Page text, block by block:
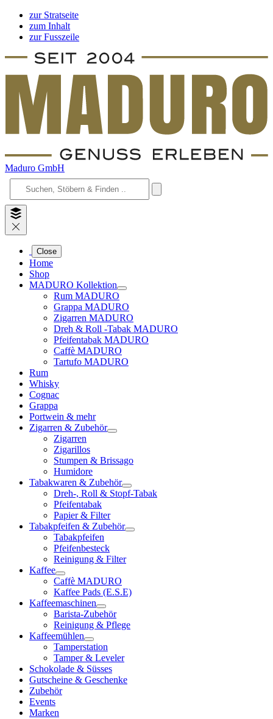
zur Stratseite
zum Inhalt
zur Fusszeile
Maduro GmbH
Close
Home
Shop
MADURO Kollektion
Rum MADURO
Grappa MADURO
Zigarren MADURO
Dreh & Roll -Tabak MADURO
Pfeifentabak MADURO
Caffè MADURO
Tartufo MADURO
Rum
Whisky
Cognac
Grappa
Portwein & mehr
Zigarren & Zubehör
Zigarren
Zigarillos
Stumpen & Brissago
Humidore
Tabakwaren & Zubehör
Dreh-, Roll & Stopf-Tabak
Pfeifentabak
Papier & Filter
Tabakpfeifen & Zubehör
Tabakpfeifen
Pfeifenbesteck
Reinigung & Filter
Kaffee
Caffè MADURO
Kaffee Pads (E.S.E)
Kaffeemaschinen
Barista-Zubehör
Reinigung & Pflege
Kaffeemühlen
Tamperstation
Tamper & Leveler
Schokolade & Süsses
Gutscheine & Geschenke
Zubehör
Events
Marken